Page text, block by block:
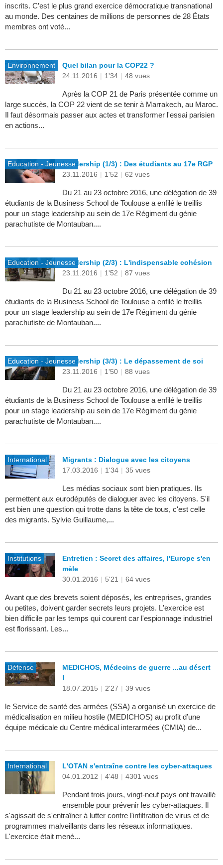
inscrits. C’est le plus grand exercice démocratique transnational
au monde. Des centaines de millions de personnes de 28 États
membres ont voté...
Environnement
Quel bilan pour la COP22 ?
24.11.2016 | 1'34 | 48 vues
Après la COP 21 de Paris présentée comme un
large succès, la COP 22 vient de se tenir à Marrakech, au Maroc.
Il faut désormais passer aux actes et transformer l'essai parisien
en actions...
Education - JeunesseLeadership (1/3) : Des étudiants au 17e RGP
23.11.2016 | 1'52 | 62 vues
Du 21 au 23 octobre 2016, une délégation de 39
étudiants de la Business School de Toulouse a enfilé le treillis
pour un stage leadership au sein de 17e Régiment du génie
parachutiste de Montauban....
Education - JeunesseLeadership (2/3) : L'indispensable cohésion
23.11.2016 | 1'52 | 87 vues
Du 21 au 23 octobre 2016, une délégation de 39
étudiants de la Business School de Toulouse a enfilé le treillis
pour un stage leadership au sein de 17e Régiment du génie
parachutiste de Montauban....
Education - JeunesseLeadership (3/3) : Le dépassement de soi
23.11.2016 | 1'50 | 88 vues
Du 21 au 23 octobre 2016, une délégation de 39
étudiants de la Business School de Toulouse a enfilé le treillis
pour un stage leadership au sein de 17e Régiment du génie
parachutiste de Montauban....
International
Migrants : Dialogue avec les citoyens
17.03.2016 | 1'34 | 35 vues
Les médias sociaux sont bien pratiques. Ils
permettent aux eurodéputés de dialoguer avec les citoyens. S'il
est bien une question qui trotte dans la tête de tous, c'est celle
des migrants. Sylvie Guillaume,...
Institutions
Entretien : Secret des affaires, l'Europe s'en
mèle
30.01.2016 | 5'21 | 64 vues
Avant que des brevets soient déposés, les entreprises, grandes
ou petites, doivent garder secrets leurs projets. L'exercice est
bien difficile par les temps qui courent car l'espionnage industriel
est florissant. Les...
Défense
MEDICHOS, Médecins de guerre ...au désert
!
18.07.2015 | 2'27 | 39 vues
le Service de santé des armées (SSA) a organisé un exercice de
médicalisation en milieu hostile (MEDICHOS) au profit d’une
équipe médicale du Centre médical interarmées (CMIA) de...
International
L'OTAN s'entraîne contre les cyber-attaques
04.01.2012 | 4'48 | 4301 vues
Pendant trois jours, vingt-neuf pays ont travaillé
ensemble pour prévenir les cyber-attaques. Il
s'agissait de s'entraîner à lutter contre l'infiltration de virus et de
programmes malveillants dans les réseaux informatiques.
L'exercice était mené...